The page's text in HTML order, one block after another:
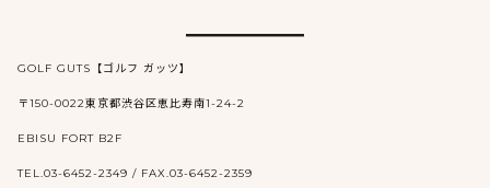
GOLF GUTS【ゴルフ ガッツ】
〒150-0022東京都渋谷区恵比寿南1-24-2
EBISU FORT B2F
TEL.03-6452-2349 / FAX.03-6452-2359